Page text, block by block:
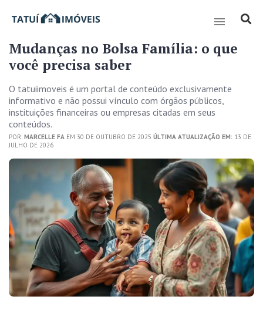
Mudanças no Bolsa Família: o que
você precisa saber
O tatuiimoveis é um portal de conteúdo exclusivamente
informativo e não possui vínculo com órgãos públicos,
instituições financeiras ou empresas citadas em seus
conteúdos.
POR: MARCELLE FA EM 30 DE OUTUBRO DE 2025 ÚLTIMA ATUALIZAÇÃO EM: 13 DE
JULHO DE 2026